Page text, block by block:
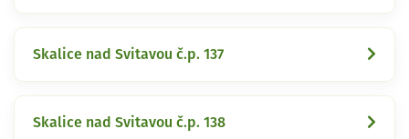
Skalice nad Svitavou č.p. 137
Skalice nad Svitavou č.p. 138